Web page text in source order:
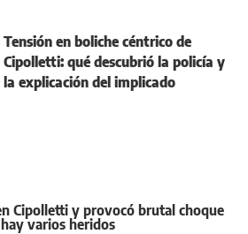
Tensión en boliche céntrico de
Cipolletti: qué descubrió la policía y
la explicación del implicado
Cipolletti y provocó brutal choque
varios heridos